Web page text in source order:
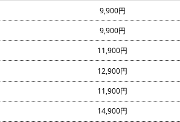
9,900円
9,900円
11,900円
12,900円
11,900円
14,900円